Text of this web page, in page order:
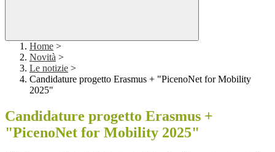
Home >
Novità >
Le notizie >
Candidature progetto Erasmus + "PicenoNet for Mobility
2025"
Candidature progetto Erasmus +
"PicenoNet for Mobility 2025"